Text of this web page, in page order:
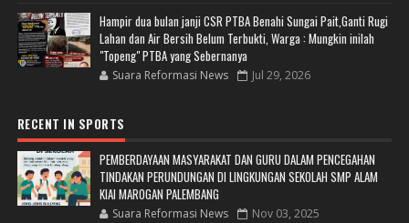
Hampir dua bulan janji CSR PTBA Benahi Sungai Pait,Ganti Rugi
Lahan dan Air Bersih Belum Terbukti, Warga : Mungkin inilah
"Topeng" PTBA yang Sebernanya
Suara Reformasi News Jul 29, 2026
RECENT IN SPORTS
PEMBERDAYAAN MASYARAKAT DAN GURU DALAM PENCEGAHAN
TINDAKAN PERUNDUNGAN DI LINGKUNGAN SEKOLAH SMP ALAM
KIAI MAROGAN PALEMBANG
Suara Reformasi News Nov 03, 2025